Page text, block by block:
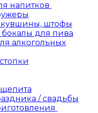
напитков
штофы
для пива
алкогольных
/ свадьбы